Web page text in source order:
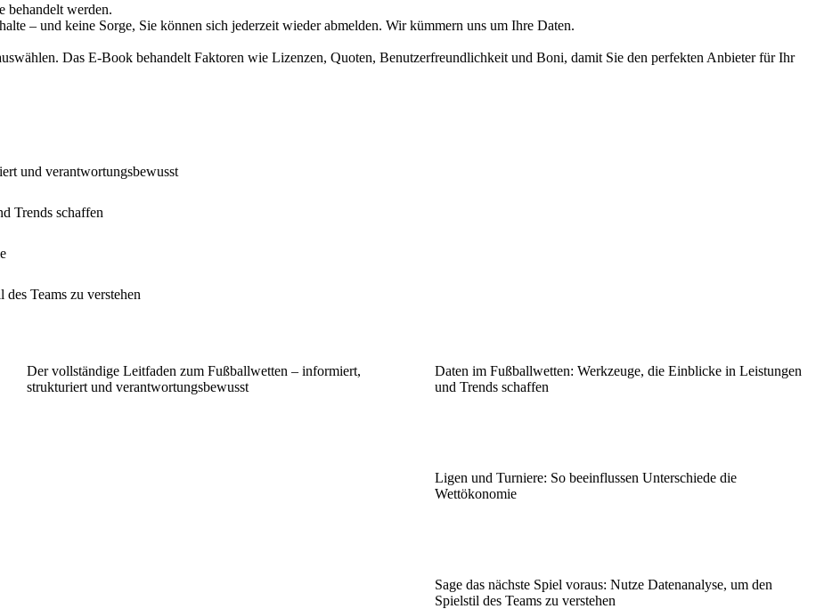
behandelt werden.
– und keine Sorge, Sie können sich jederzeit wieder abmelden. Wir kümmern uns um Ihre Daten.
Das E-Book behandelt Faktoren wie Lizenzen, Quoten, Benutzerfreundlichkeit und Boni, damit Sie den perfekten Anbieter für Ihr
und verantwortungsbewusst
Trends schaffen
Teams zu verstehen
Der vollständige Leitfaden zum Fußballwetten – informiert,
strukturiert und verantwortungsbewusst
Daten im Fußballwetten: Werkzeuge, die Einblicke in Leistungen
und Trends schaffen
Ligen und Turniere: So beeinflussen Unterschiede die
Wettökonomie
Sage das nächste Spiel voraus: Nutze Datenanalyse, um den
Spielstil des Teams zu verstehen